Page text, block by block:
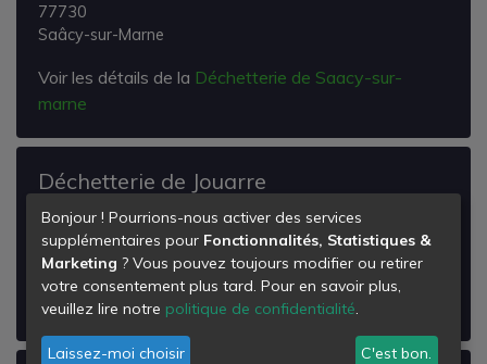
77730
Saâcy-sur-Marne
Voir les détails de la Déchetterie de Saacy-sur-
marne
Déchetterie de Jouarre
Rue de la Grange Gruyer
77640
Jouarre
Voir les détails de laDéchetterie de Jouarre
Bonjour ! Pourrions-nous activer des services
supplémentaires pour Fonctionnalités, Statistiques &
Marketing ? Vous pouvez toujours modifier ou retirer
votre consentement plus tard. Pour en savoir plus,
veuillez lire notre politique de confidentialité.
Laissez-moi choisir C'est bon.